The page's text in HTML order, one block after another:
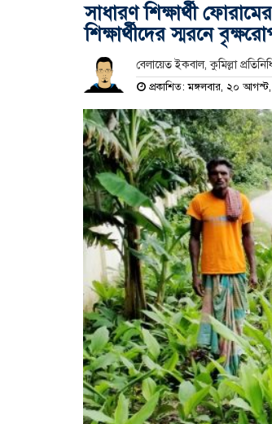
সাধারণ শিক্ষার্থী
শিক্ষার্থীদের স্মরনে
বেলায়েত ইকবাল, কুমিল্লা
প্রকাশিত: মঙ্গলবার, ২০